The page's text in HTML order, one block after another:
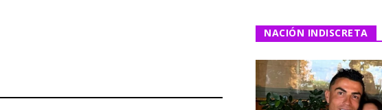
NACIÓN INDISCRETA